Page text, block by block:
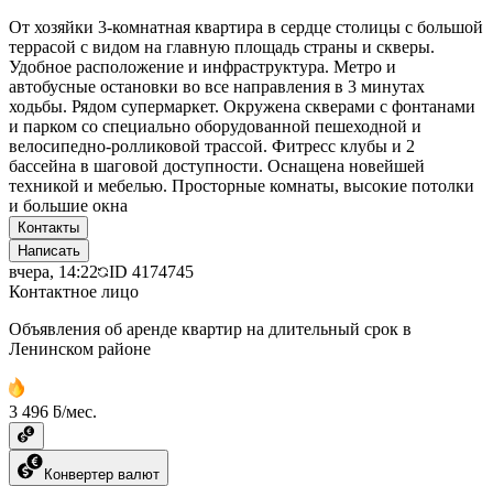
От хозяйки 3-комнатная квартира в сердце столицы с большой
террасой с видом на главную площадь страны и скверы.
Удобное расположение и инфраструктура. Метро и
автобусные остановки во все направления в 3 минутах
ходьбы. Рядом супермаркет. Окружена скверами с фонтанами
и парком со специально оборудованной пешеходной и
велосипедно-ролликовой трассой. Фитресс клубы и 2
бассейна в шаговой доступности. Оснащена новейшей
техникой и мебелью. Просторные комнаты, высокие потолки
и большие окна
Контакты
Написать
вчера, 14:22 ID 4174745
Контактное лицо
Объявления об аренде квартир на длительный срок в
Ленинском районе
3 496 ƃ/мес.
Конвертер валют